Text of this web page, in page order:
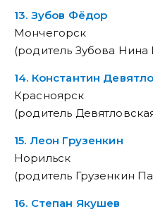
13. Зубов Фёдор
Мончегорск
(родитель Зубова
14. Константин
Красноярск
(родитель
15. Леон Грузенкин
Норильск
(родитель Грузенкин
16. Степан Якушев